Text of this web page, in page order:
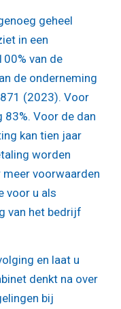
geheel
in een
van de
de onderneming
(2023). Voor
Voor de dan
kan tien jaar
worden
meer voorwaarden
voor u als
van het bedrijf
en laat u
denkt na over
bij